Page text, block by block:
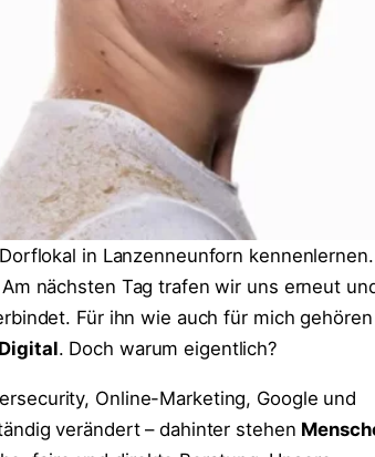
in Lanzenneunforn kennenlernen.
nächsten Tag trafen wir uns erneut
Für ihn wie auch für mich gehören
. Doch warum eigentlich?
Online-Marketing, Google und
verändert – dahinter stehen